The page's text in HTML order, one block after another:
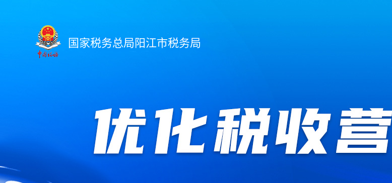
国家税务总局阳江市税务局